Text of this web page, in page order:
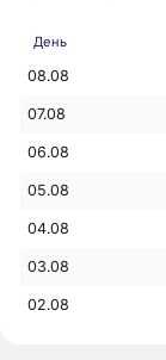
День
08.08
07.08
06.08
05.08
04.08
03.08
02.08